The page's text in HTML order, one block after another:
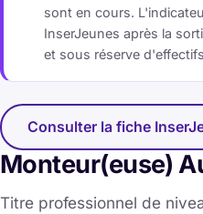
sont en cours.
InserJeunes après la
et sous réserve
Consulter la fiche
Monteur(euse)
Titre professionnel de